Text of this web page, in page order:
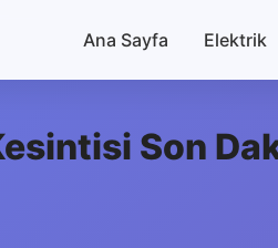
Ana Sayfa Elektrik
Son